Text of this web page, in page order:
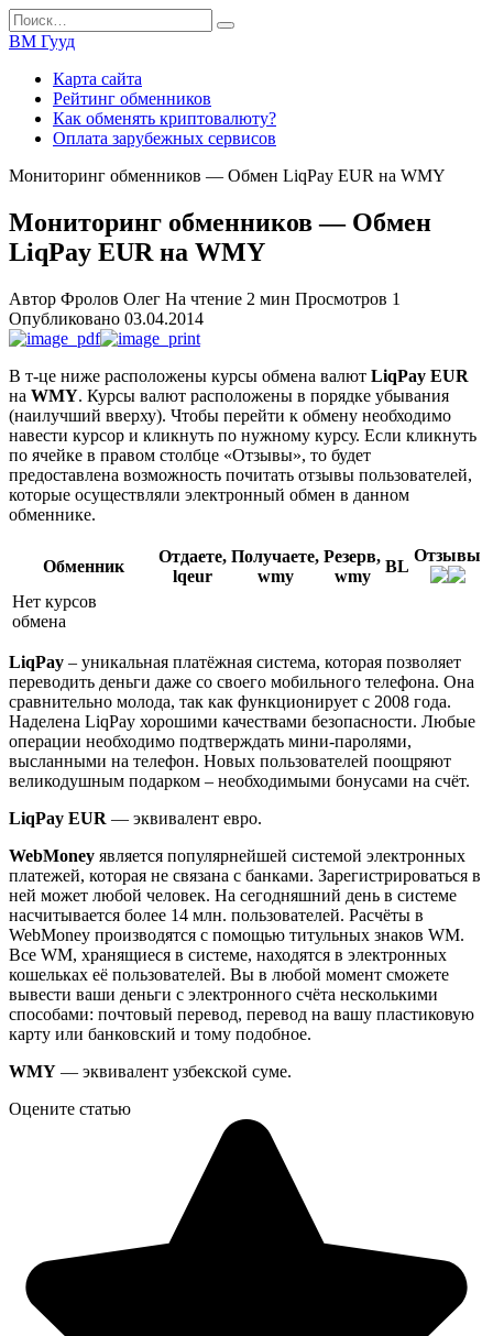
Перейти
к
содержанию
Search
for:
ВМ Гууд
Карта сайта
Рейтинг обменников
Как обменять криптовалюту?
Оплата зарубежных сервисов
Мониторинг обменников — Обмен LiqPay EUR на WMY
Мониторинг обменников — Обмен
LiqPay EUR на WMY
Автор Фролов Олег На чтение 2 мин Просмотров 1
Опубликовано 03.04.2014
В т-це ниже расположены курсы обмена валют LiqPay EUR
на WMY. Курсы валют расположены в порядке убывания
(наилучший вверху). Чтобы перейти к обмену необходимо
навести курсор и кликнуть по нужному курсу. Если кликнуть
по ячейке в правом столбце «Отзывы», то будет
предоставлена возможность почитать отзывы пользователей,
которые осуществляли электронный обмен в данном
обменнике.
Обменник
Отдаете,
lqeur
Получаете,
wmy
Резерв,
wmy
BL
Отзывы
Нет курсов
обмена
LiqPay – уникальная платёжная система, которая позволяет
переводить деньги даже со своего мобильного телефона. Она
сравнительно молода, так как функционирует с 2008 года.
Наделена LiqPay хорошими качествами безопасности. Любые
операции необходимо подтверждать мини-паролями,
высланными на телефон. Новых пользователей поощряют
великодушным подарком – необходимыми бонусами на счёт.
LiqPay EUR — эквивалент евро.
WebMoney является популярнейшей системой электронных
платежей, которая не связана с банками. Зарегистрироваться в
ней может любой человек. На сегодняшний день в системе
насчитывается более 14 млн. пользователей. Расчёты в
WebMoney производятся с помощью титульных знаков WM.
Все WM, хранящиеся в системе, находятся в электронных
кошельках её пользователей. Вы в любой момент сможете
вывести ваши деньги с электронного счёта несколькими
способами: почтовый перевод, перевод на вашу пластиковую
карту или банковский и тому подобное.
WMY — эквивалент узбекской суме.
Оцените статью